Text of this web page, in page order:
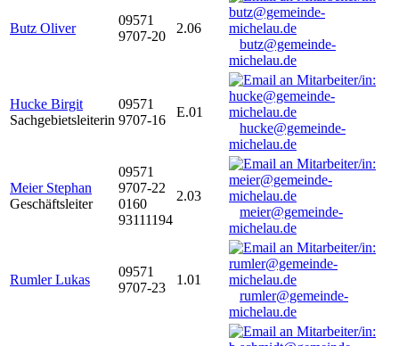
Butz Oliver
09571
9707-20
2.06
butz@gemeinde-
michelau.de
Hucke Birgit
Sachgebietsleiterin
09571
9707-16
E.01
hucke@gemeinde-
michelau.de
Meier Stephan
Geschäftsleiter
09571
9707-22
0160
93111194
2.03
meier@gemeinde-
michelau.de
Rumler Lukas
09571
9707-23
1.01
rumler@gemeinde-
michelau.de